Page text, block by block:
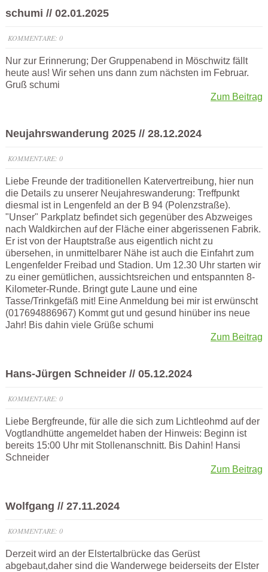
schumi // 02.01.2025
KOMMENTARE: 0
Nur zur Erinnerung; Der Gruppenabend in Möschwitz fällt
heute aus! Wir sehen uns dann zum nächsten im Februar.
Gruß schumi
Zum Beitrag
Neujahrswanderung 2025 // 28.12.2024
KOMMENTARE: 0
Liebe Freunde der traditionellen Katervertreibung, hier nun
die Details zu unserer Neujahreswanderung: Treffpunkt
diesmal ist in Lengenfeld an der B 94 (Polenzstraße).
"Unser" Parkplatz befindet sich gegenüber des Abzweiges
nach Waldkirchen auf der Fläche einer abgerissenen Fabrik.
Er ist von der Hauptstraße aus eigentlich nicht zu
übersehen, in unmittelbarer Nähe ist auch die Einfahrt zum
Lengenfelder Freibad und Stadion. Um 12.30 Uhr starten wir
zu einer gemütlichen, aussichtsreichen und entspannten 8-
Kilometer-Runde. Bringt gute Laune und eine
Tasse/Trinkgefäß mit! Eine Anmeldung bei mir ist erwünscht
(017694886967) Kommt gut und gesund hinüber ins neue
Jahr! Bis dahin viele Grüße schumi
Zum Beitrag
Hans-Jürgen Schneider // 05.12.2024
KOMMENTARE: 0
Liebe Bergfreunde, für alle die sich zum Lichtleohmd auf der
Vogtlandhütte angemeldet haben der Hinweis: Beginn ist
bereits 15:00 Uhr mit Stollenanschnitt. Bis Dahin! Hansi
Schneider
Zum Beitrag
Wolfgang // 27.11.2024
KOMMENTARE: 0
Derzeit wird an der Elstertalbrücke das Gerüst
abgebaut,daher sind die Wanderwege beiderseits der Elster